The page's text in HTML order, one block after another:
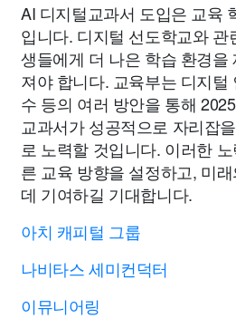
AI 디지털교과서 도입은 교육
입니다. 디지털 선도학교와
생들에게 더 나은 학습 환경을
져야 합니다. 교육부는 디지털
수 등의 여러 방안을 통해
교과서가 성공적으로 자리잡
로 노력할 것입니다. 이러한
른 교육 방향을 설정하고, 미
데 기여하길 기대합니다.
아치 캐피털 그룹
나비타스 세미컨덕터
이뮤니어링